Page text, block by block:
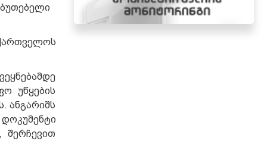
უწყების
ანგარიშს
შერჩევით